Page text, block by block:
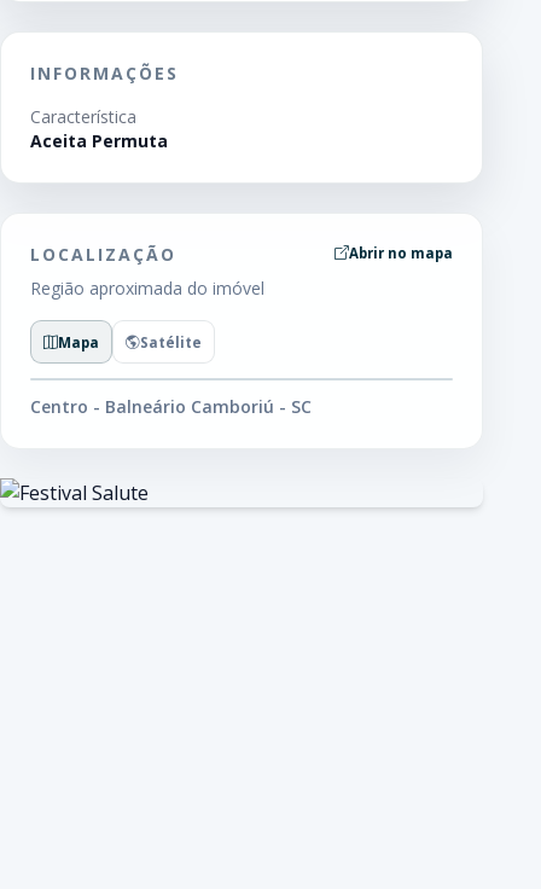
INFORMAÇÕES
Característica
Aceita Permuta
LOCALIZAÇÃO
Região aproximada do imóvel
Abrir no mapa
Mapa Satélite
Centro - Balneário Camboriú - SC